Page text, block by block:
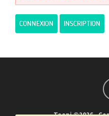
CONNEXION INSCRIPTION